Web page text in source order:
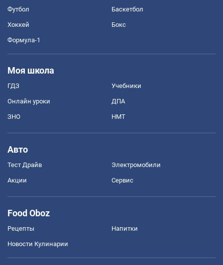
Футбол Баскетбол
Хоккей Бокс
Формула-1
Моя школа
ГДЗ Учебники
Онлайн уроки ДПА
ЗНО НМТ
Авто
Тест Драйв Электромобили
Акции Сервис
Food Oboz
Рецепты Напитки
Новости Кулинарии